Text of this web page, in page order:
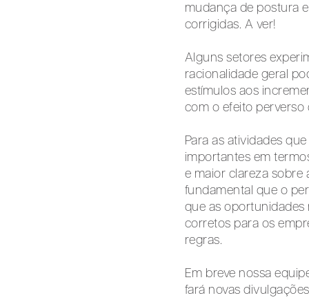
mudança de postura
corrigidas. A ver!
Alguns setores
racionalidade geral
estímulos aos
com o efeito perverso
Para as atividades
importantes em
e maior clareza sobre
fundamental que o
que as oportunidades
corretos para os
regras.
Em breve nossa
fará novas